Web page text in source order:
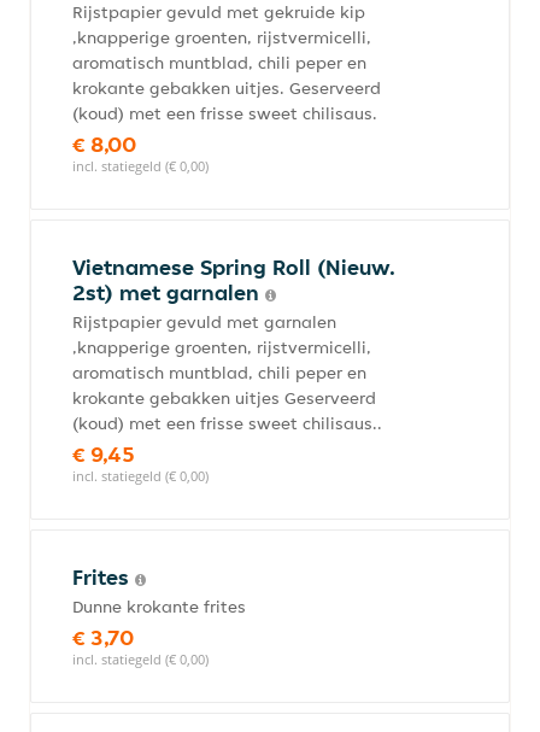
Rijstpapier gevuld met gekruide kip
,knapperige groenten, rijstvermicelli,
aromatisch muntblad, chili peper en
krokante gebakken uitjes. Geserveerd
(koud) met een frisse sweet chilisaus.
€ 8,00
incl. statiegeld (€ 0,00)
Vietnamese Spring Roll (Nieuw.
2st) met garnalen
Rijstpapier gevuld met garnalen
,knapperige groenten, rijstvermicelli,
aromatisch muntblad, chili peper en
krokante gebakken uitjes Geserveerd
(koud) met een frisse sweet chilisaus..
€ 9,45
incl. statiegeld (€ 0,00)
Frites
Dunne krokante frites
€ 3,70
incl. statiegeld (€ 0,00)